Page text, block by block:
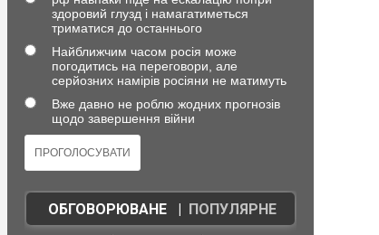
здоровий глузд і намагатиметься
триматися до останнього
Найближчим часом росія може
погодитись на переговори, але
серйозних намірів росіяни не матимуть
Вже давно не роблю жодних прогнозів
щодо завершення війни
ОБГОВОРЮВАНЕ| ПОПУЛЯРНЕ